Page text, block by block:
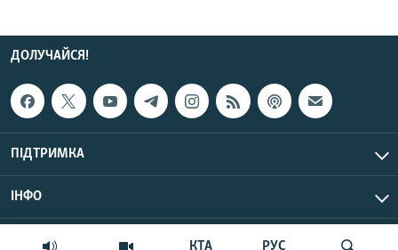
КТА РУС
ДОЛУЧАЙСЯ!
ПІДТРИМКА
ІНФО
© Крим.Реалії, 2026 | Усі права застережено.